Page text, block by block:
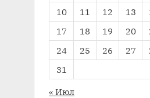
10
11 12 13
17
18 19 20
24
25 26 27
31
« Июл